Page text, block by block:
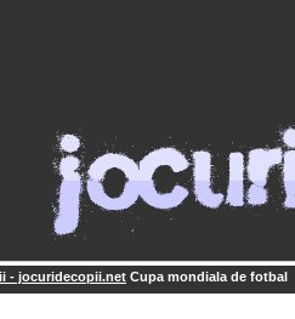
- jocuridecopii.net Cupa mondiala de fotbal